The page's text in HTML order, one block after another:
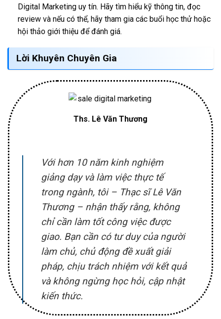
Digital Marketing uy tín. Hãy tìm hiểu kỹ thông tin, đọc
review và nếu có thể, hãy tham gia các buổi học thử hoặc
hội thảo giới thiệu để đánh giá.
Lời Khuyên Chuyên Gia
Ths. Lê Văn Thương
Với hơn 10 năm kinh nghiệm
giảng dạy và làm việc thực tế
trong ngành, tôi – Thạc sĩ Lê Văn
Thương – nhận thấy rằng, không
chỉ cần làm tốt công việc được
giao. Bạn cần có tư duy của người
làm chủ, chủ động đề xuất giải
pháp, chịu trách nhiệm với kết quả
và không ngừng học hỏi, cập nhật
kiến thức.